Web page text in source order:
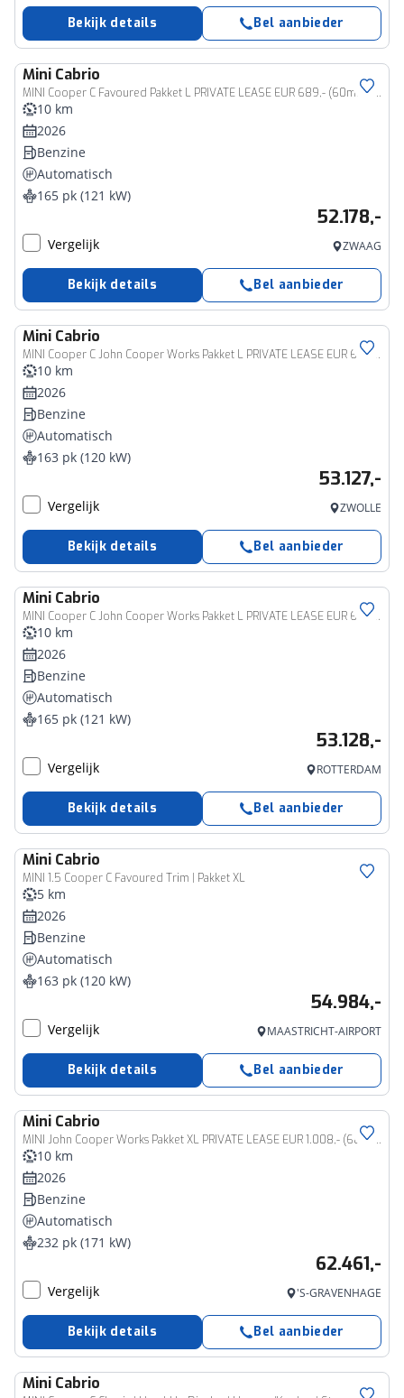
Bekijk details Bel aanbieder
Mini Cabrio
MINI Cooper C Favoured Pakket L PRIVATE LEASE EUR 689,- (60mnd/5.000 km)
10 km
2026
Benzine
Automatisch
165 pk (121 kW)
52.178,-
Vergelijk ZWAAG
Bekijk details Bel aanbieder
Mini Cabrio
MINI Cooper C John Cooper Works Pakket L PRIVATE LEASE EUR 671,- (60 mnd/5.000 km)
10 km
2026
Benzine
Automatisch
163 pk (120 kW)
53.127,-
Vergelijk ZWOLLE
Bekijk details Bel aanbieder
Mini Cabrio
MINI Cooper C John Cooper Works Pakket L PRIVATE LEASE EUR 671,- (60 mnd/5.000 km)
10 km
2026
Benzine
Automatisch
165 pk (121 kW)
53.128,-
Vergelijk ROTTERDAM
Bekijk details Bel aanbieder
Mini Cabrio
MINI 1.5 Cooper C Favoured Trim | Pakket XL
5 km
2026
Benzine
Automatisch
163 pk (120 kW)
54.984,-
Vergelijk MAASTRICHT-AIRPORT
Bekijk details Bel aanbieder
Mini Cabrio
MINI John Cooper Works Pakket XL PRIVATE LEASE EUR 1.008,- (60 mnd/5.000 km)
10 km
2026
Benzine
Automatisch
232 pk (171 kW)
62.461,-
Vergelijk 'S-GRAVENHAGE
Bekijk details Bel aanbieder
Mini Cabrio